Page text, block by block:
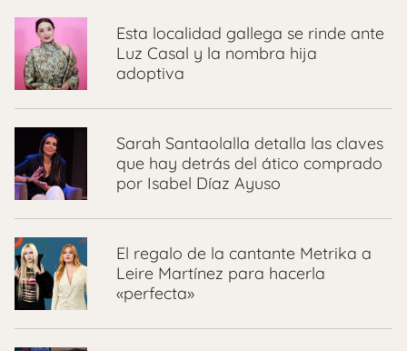
Esta localidad gallega se rinde ante
Luz Casal y la nombra hija
adoptiva
Sarah Santaolalla detalla las claves
que hay detrás del ático comprado
por Isabel Díaz Ayuso
El regalo de la cantante Metrika a
Leire Martínez para hacerla
«perfecta»